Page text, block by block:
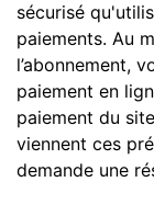
sécurisé
paiements. Au
l’abonnement,
paiement en
paiement du
viennent ces
demande une